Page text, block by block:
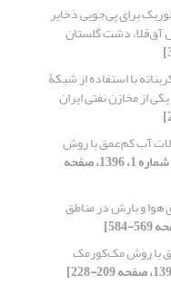
برای پی‌جویی ذخایر
آق‌قلا، دشت گلستان
با استفاده از شبکۀ
از مخازن نفتی ایران
آب کم‌عمق با روش
[دوره 43، شماره 1، 1396، صفحه
هوا و بارش در مناطق
با روش مک‌کورمک